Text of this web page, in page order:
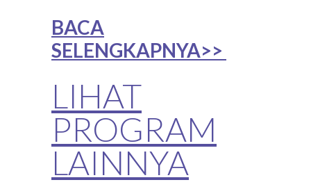
BACA
SELENGKAPNYA>>
LIHAT
PROGRAM
LAINNYA